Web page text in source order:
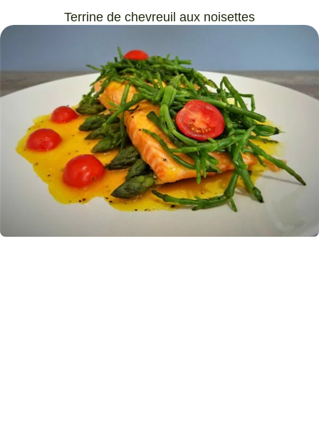
Terrine de chevreuil aux noisettes